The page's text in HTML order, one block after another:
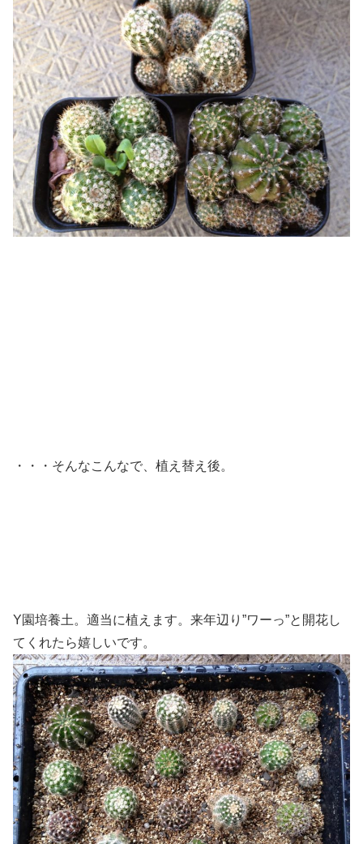
・・・そんなこんなで、植え替え後。
Y園培養土。適当に植えます。来年辺り”ワーっ”と開花し
てくれたら嬉しいです。